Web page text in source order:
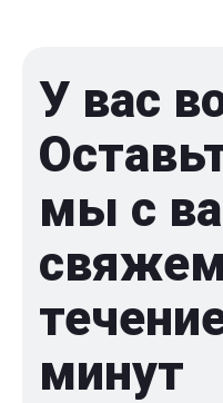
У вас
мы с
минут